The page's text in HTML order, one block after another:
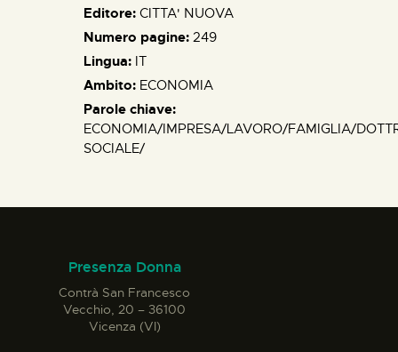
Editore: CITTA' NUOVA
Numero pagine: 249
Lingua: IT
Ambito: ECONOMIA
Parole chiave:
ECONOMIA/IMPRESA/LAVORO/FAMIGLIA/
SOCIALE/
Presenza Donna
Contrà San Francesco
Vecchio, 20 – 36100
Vicenza (VI)